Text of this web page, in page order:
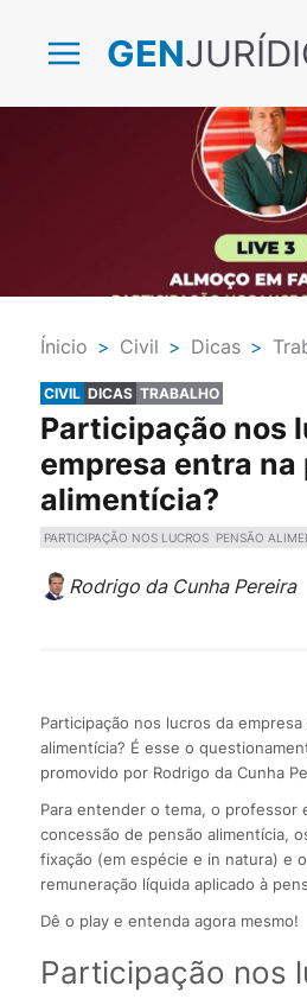
GEN
Ínicio > Civil > Dicas >
CIVIL DICAS TRABALHO
Participação nos
empresa entra na
alimentícia?
PARTICIPAÇÃO NOS LUCROS PENSÃO
Rodrigo da Cunha Pereira
Participação nos lucros da
alimentícia? É esse o
promovido por Rodrigo da Cunha
Para entender o tema, o professor
concessão de pensão alimentícia,
fixação (em espécie e in natura) e
remuneração líquida aplicado à
Dê o play e entenda agora mesmo!
Participação nos